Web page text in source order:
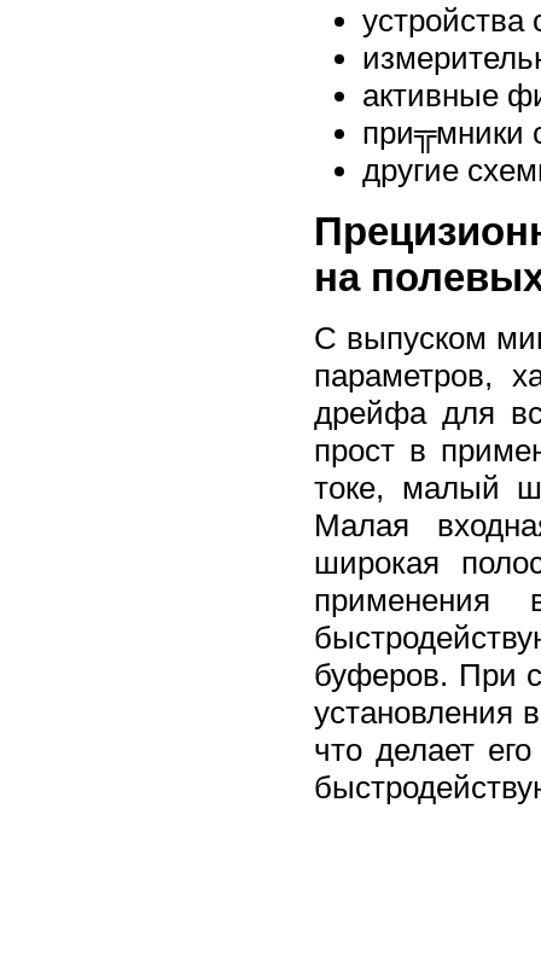
устройства
активные
при╦мники
другие
на
С выпуском
параметров,
дрейфа для
прост в
токе, малый
Малая
широкая
применения
буферов. При
установления
что делает